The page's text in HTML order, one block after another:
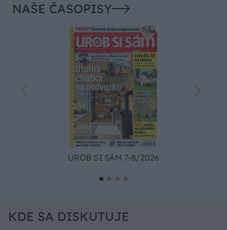
NAŠE ČASOPISY
UROB SI SÁM 7-8/2026
KDE SA DISKUTUJE